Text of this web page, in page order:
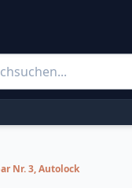
Nr. 3, Autolock